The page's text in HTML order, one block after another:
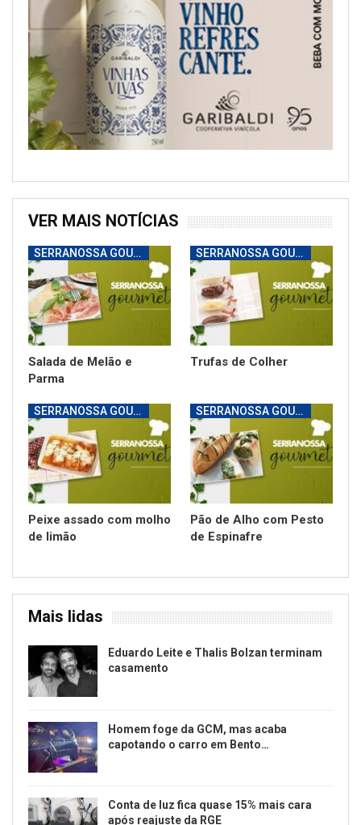
VER MAIS NOTÍCIAS
SERRANOSSA GOURMET
Salada de Melão e
Parma
SERRANOSSA GOURMET
Trufas de Colher
SERRANOSSA GOURMET
Peixe assado com molho
de limão
SERRANOSSA GOURMET
Pão de Alho com Pesto
de Espinafre
Mais lidas
Eduardo Leite e Thalis Bolzan terminam
casamento
Homem foge da GCM, mas acaba
capotando o carro em Bento…
Conta de luz fica quase 15% mais cara
após reajuste da RGE